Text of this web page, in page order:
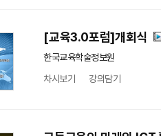
[교육3.0포럼]개회식
한국교육학술정보원
차시보기
강의담기